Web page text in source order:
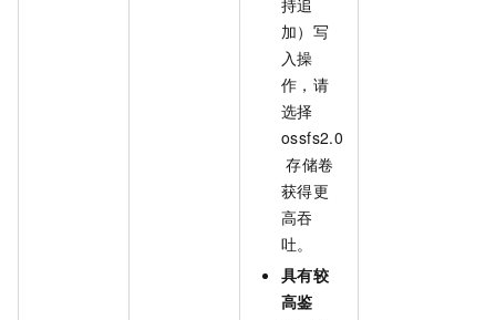
加）写
入操
作，请
选择
ossfs2.0
存储卷
获得更
高吞
吐。
具有较
高鉴